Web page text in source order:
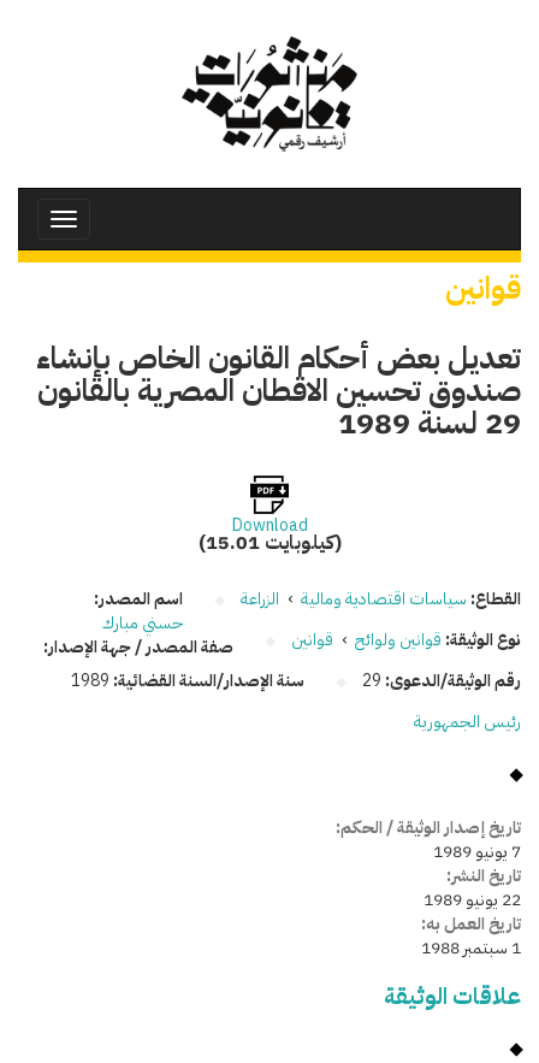
Toggle
قوانين
تعديل بعض أحكام القانون الخاص بإنشاء
صندوق تحسين الاقطان المصرية بالقانون
29 لسنة 1989
Download
(15.01 كيلوبايت)
القطاع: سياسات اقتصادية ومالية › الزراعة
نوع الوثيقة: قوانين ولوائح › قوانين
رقم الوثيقة/الدعوى: 29 سنة الإصدار/السنة القضائية: 1989
اسم المصدر:
حسني مبارك
صفة المصدر / جهة الإصدار:
رئيس الجمهورية
تاريخ إصدار الوثيقة / الحكم:
7 يونيو 1989
تاريخ النشر:
22 يونيو 1989
تاريخ العمل به:
1 سبتمبر 1988
علاقات الوثيقة